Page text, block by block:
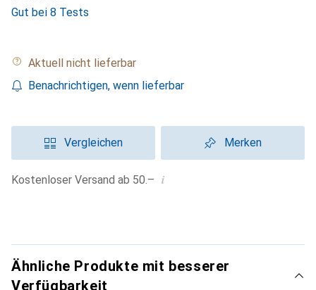
Gut bei 8 Tests
Aktuell nicht lieferbar
Benachrichtigen, wenn lieferbar
Vergleichen Merken
Kostenloser Versand ab 50.– i
Ähnliche Produkte mit besserer
Verfügbarkeit